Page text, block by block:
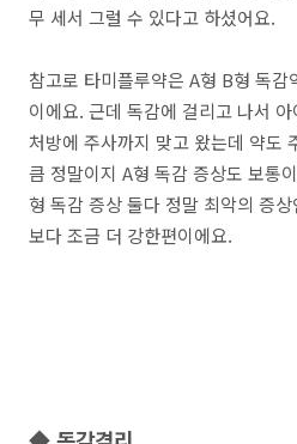
무 세서 그럴 수 있다고 하셨어요.
참고로 타미플루약은 A형 B형 독
이에요. 근데 독감에 걸리고 나서
처방에 주사까지 맞고 왔는데 약도
큼 정말이지 A형 독감 증상도 보통
형 독감 증상 둘다 정말 최악의 증
보다 조금 더 강한편이에요.